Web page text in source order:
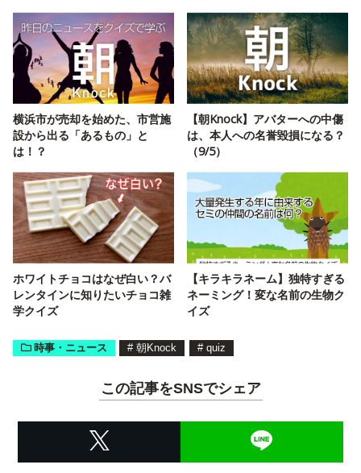
横浜市が売却を始めた、市営施
設から出る「あるもの」と
は！？
【朝Knock】アバターへの中傷
は、本人への名誉毀損になる？
（9/5）
ホワイトチョコはなぜ白い？バ
レンタインに知りたいチョコ雑
学クイズ
【キラキラネーム】独特すぎる
ネーミング！変な名前の生物ク
イズ
時事・ニュース # 朝Knock # quiz
この記事をSNSでシェア